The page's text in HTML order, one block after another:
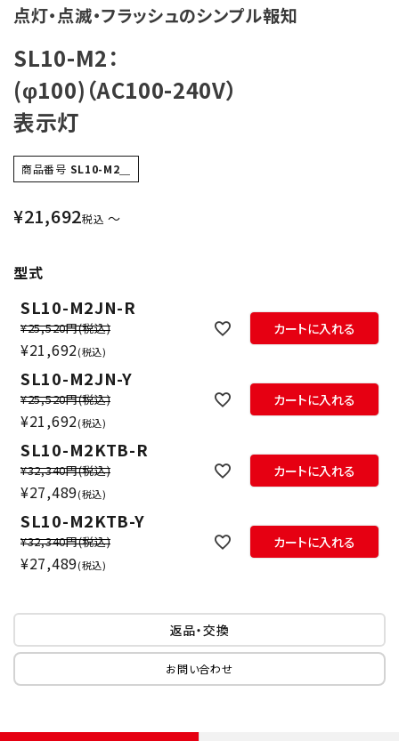
パトライトカタログ
点灯・点滅・フラッシュのシンプル報知
SL10-M2：
(φ100)（AC100-240V）
表示灯
商品番号 SL10-M2＿
¥21,692税込 〜
型式
SL10-M2JN-R
¥25,520円(税込)
¥21,692 税込
カートに入れる
SL10-M2JN-Y
¥25,520円(税込)
¥21,692 税込
カートに入れる
SL10-M2KTB-R
¥32,340円(税込)
¥27,489 税込
カートに入れる
SL10-M2KTB-Y
¥32,340円(税込)
¥27,489 税込
カートに入れる
返品・交換
お問い合わせ